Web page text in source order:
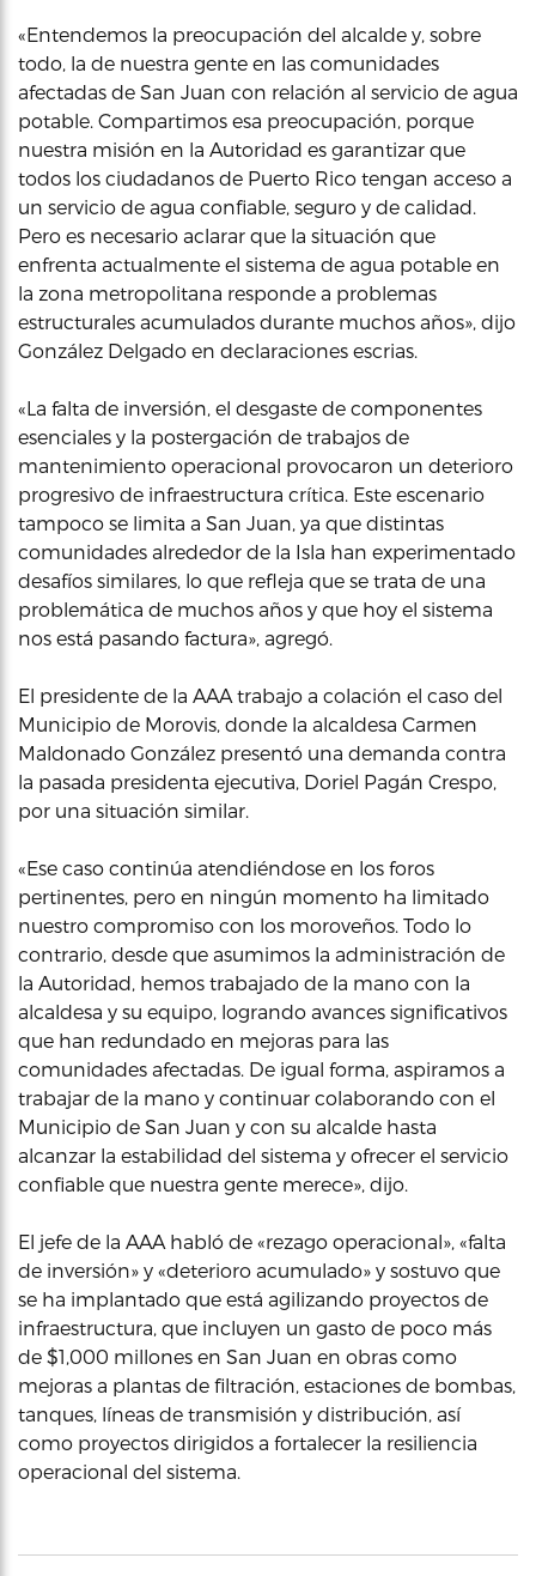
«Entendemos la preocupación del alcalde y, sobre
todo, la de nuestra gente en las comunidades
afectadas de San Juan con relación al servicio de agua
potable. Compartimos esa preocupación, porque
nuestra misión en la Autoridad es garantizar que
todos los ciudadanos de Puerto Rico tengan acceso a
un servicio de agua confiable, seguro y de calidad.
Pero es necesario aclarar que la situación que
enfrenta actualmente el sistema de agua potable en
la zona metropolitana responde a problemas
estructurales acumulados durante muchos años», dijo
González Delgado en declaraciones escrias.
«La falta de inversión, el desgaste de componentes
esenciales y la postergación de trabajos de
mantenimiento operacional provocaron un deterioro
progresivo de infraestructura crítica. Este escenario
tampoco se limita a San Juan, ya que distintas
comunidades alrededor de la Isla han experimentado
desafíos similares, lo que refleja que se trata de una
problemática de muchos años y que hoy el sistema
nos está pasando factura», agregó.
El presidente de la AAA trabajo a colación el caso del
Municipio de Morovis, donde la alcaldesa Carmen
Maldonado González presentó una demanda contra
la pasada presidenta ejecutiva, Doriel Pagán Crespo,
por una situación similar.
«Ese caso continúa atendiéndose en los foros
pertinentes, pero en ningún momento ha limitado
nuestro compromiso con los moroveños. Todo lo
contrario, desde que asumimos la administración de
la Autoridad, hemos trabajado de la mano con la
alcaldesa y su equipo, logrando avances significativos
que han redundado en mejoras para las
comunidades afectadas. De igual forma, aspiramos a
trabajar de la mano y continuar colaborando con el
Municipio de San Juan y con su alcalde hasta
alcanzar la estabilidad del sistema y ofrecer el servicio
confiable que nuestra gente merece», dijo.
El jefe de la AAA habló de «rezago operacional», «falta
de inversión» y «deterioro acumulado» y sostuvo que
se ha implantado que está agilizando proyectos de
infraestructura, que incluyen un gasto de poco más
de $1,000 millones en San Juan en obras como
mejoras a plantas de filtración, estaciones de bombas,
tanques, líneas de transmisión y distribución, así
como proyectos dirigidos a fortalecer la resiliencia
operacional del sistema.